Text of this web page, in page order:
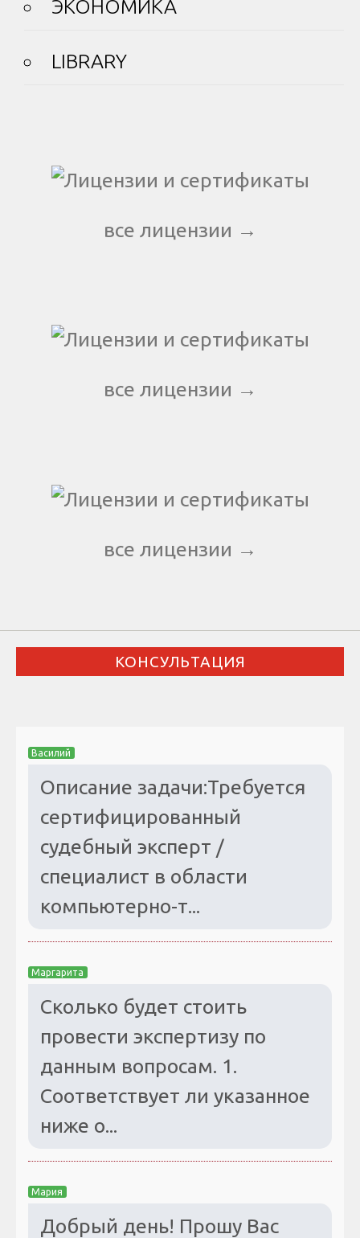
ЭКОНОМИКА
LIBRARY
все лицензии →
все лицензии →
все лицензии →
КОНСУЛЬТАЦИЯ
Василий
Описание задачи:Требуется
сертифицированный
судебный эксперт /
специалист в области
компьютерно-т...
Маргарита
Сколько будет стоить
провести экспертизу по
данным вопросам. 1.
Соответствует ли указанное
ниже о...
Мария
Добрый день! Прошу Вас